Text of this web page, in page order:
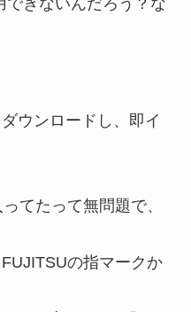
ウンロードし、即イ
てたって無問題で、
の指マークか